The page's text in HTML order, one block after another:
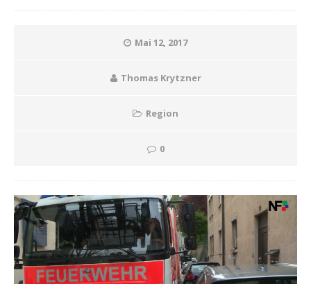
Mai 12, 2017
Thomas Krytzner
Region
0